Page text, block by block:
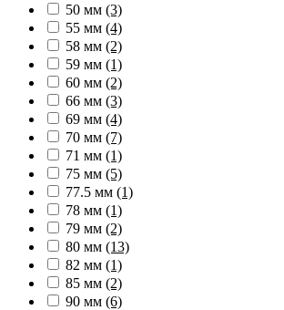
50 мм (3)
55 мм (4)
58 мм (2)
59 мм (1)
60 мм (2)
66 мм (3)
69 мм (4)
70 мм (7)
71 мм (1)
75 мм (5)
77.5 мм (1)
78 мм (1)
79 мм (2)
80 мм (13)
82 мм (1)
85 мм (2)
90 мм (6)